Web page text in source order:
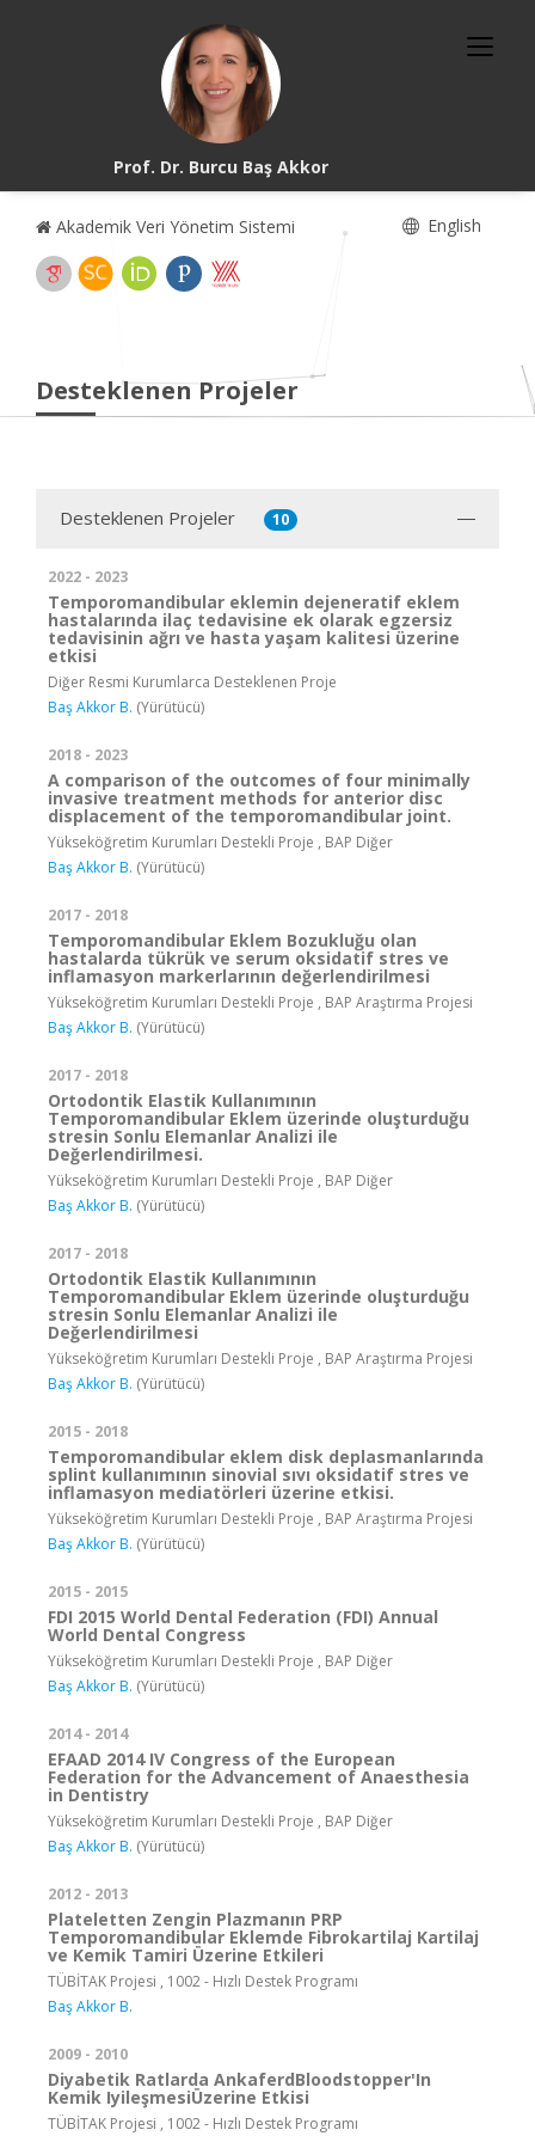
Prof. Dr. Burcu Baş Akkor
Akademik Veri Yönetim Sistemi English
Desteklenen Projeler
Desteklenen Projeler 10
2022 - 2023
Temporomandibular eklemin dejeneratif eklem
hastalarında ilaç tedavisine ek olarak egzersiz
tedavisinin ağrı ve hasta yaşam kalitesi üzerine
etkisi
Diğer Resmi Kurumlarca Desteklenen Proje
Baş Akkor B. (Yürütücü)
2018 - 2023
A comparison of the outcomes of four minimally
invasive treatment methods for anterior disc
displacement of the temporomandibular joint.
Yükseköğretim Kurumları Destekli Proje , BAP Diğer
Baş Akkor B. (Yürütücü)
2017 - 2018
Temporomandibular Eklem Bozukluğu olan
hastalarda tükrük ve serum oksidatif stres ve
inflamasyon markerlarının değerlendirilmesi
Yükseköğretim Kurumları Destekli Proje , BAP Araştırma Projesi
Baş Akkor B. (Yürütücü)
2017 - 2018
Ortodontik Elastik Kullanımının
Temporomandibular Eklem üzerinde oluşturduğu
stresin Sonlu Elemanlar Analizi ile
Değerlendirilmesi.
Yükseköğretim Kurumları Destekli Proje , BAP Diğer
Baş Akkor B. (Yürütücü)
2017 - 2018
Ortodontik Elastik Kullanımının
Temporomandibular Eklem üzerinde oluşturduğu
stresin Sonlu Elemanlar Analizi ile
Değerlendirilmesi
Yükseköğretim Kurumları Destekli Proje , BAP Araştırma Projesi
Baş Akkor B. (Yürütücü)
2015 - 2018
Temporomandibular eklem disk deplasmanlarında
splint kullanımının sinovial sıvı oksidatif stres ve
inflamasyon mediatörleri üzerine etkisi.
Yükseköğretim Kurumları Destekli Proje , BAP Araştırma Projesi
Baş Akkor B. (Yürütücü)
2015 - 2015
FDI 2015 World Dental Federation (FDI) Annual
World Dental Congress
Yükseköğretim Kurumları Destekli Proje , BAP Diğer
Baş Akkor B. (Yürütücü)
2014 - 2014
EFAAD 2014 IV Congress of the European
Federation for the Advancement of Anaesthesia
in Dentistry
Yükseköğretim Kurumları Destekli Proje , BAP Diğer
Baş Akkor B. (Yürütücü)
2012 - 2013
Plateletten Zengin Plazmanın PRP
Temporomandibular Eklemde Fibrokartilaj Kartilaj
ve Kemik Tamiri Üzerine Etkileri
TÜBİTAK Projesi , 1002 - Hızlı Destek Programı
Baş Akkor B.
2009 - 2010
Diyabetik Ratlarda AnkaferdBloodstopper'In
Kemik IyileşmesiÜzerine Etkisi
TÜBİTAK Projesi , 1002 - Hızlı Destek Programı